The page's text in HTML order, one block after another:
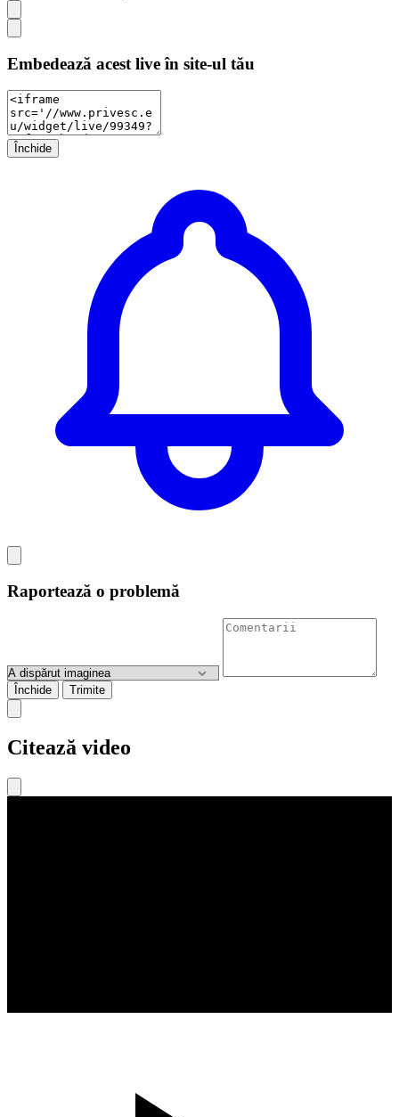
Embedează acest live în site-ul tău
Închide
Raportează o problemă
Închide Trimite
Citează video